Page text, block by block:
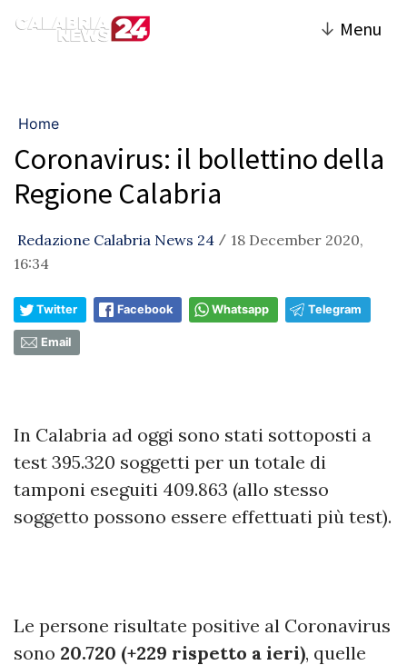
↓ Menu
Home
Coronavirus: il bollettino della
Regione Calabria
Redazione Calabria News 24 / 18 December 2020,
16:34
Twitter Facebook Whatsapp Telegram
Email
In Calabria ad oggi sono stati sottoposti a
test 395.320 soggetti per un totale di
tamponi eseguiti 409.863 (allo stesso
soggetto possono essere effettuati più test).
Le persone risultate positive al Coronavirus
sono 20.720 (+229 rispetto a ieri), quelle